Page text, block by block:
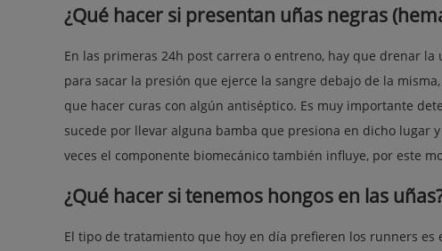
¿Qué hacer si presentan uñas negras
En las primeras 24h post carrera o entreno, hay que drenar
para sacar la presión que ejerce la sangre debajo de la
que hacer curas con algún antiséptico. Es muy importante
sucede por llevar alguna bamba que presiona en dicho lugar
veces el componente biomecánico también influye, por este
¿Qué hacer si tenemos hongos en las
El tipo de tratamiento que hoy en día prefieren los runners